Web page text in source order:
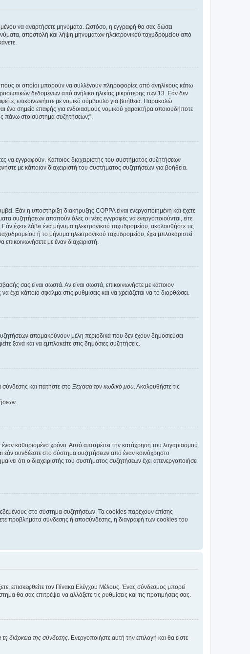
να αναρτήσετε μηνύματα. Ωστόσο, η εγγραφή θα σας δώσει
αποστολή και λήψη μηνυμάτων ηλεκτρονικού ταχυδρομείου από
οι οποίοι μπορούν να συλλέγουν πληροφορίες από ανηλίκους κάτω
δεδομένων από ανήλικο ηλικίας μικρότερης των 13. Εάν δεν
επικοινωνήστε με νομικό σύμβουλο για βοήθεια. Παρακαλώ
ένα σημείο επαφής για ενδοιασμούς νομικού χαρακτήρα οποιουδήποτε
πάνω στο σύστημα συζητήσεων;”.
να εγγραφούν. Κάποιος διαχειριστής του συστήματος συζητήσεων
με κάποιον διαχειριστή του συστήματος συζητήσεων για βοήθεια.
Εάν η υποστήριξη διακήρυξης COPPA είναι ενεργοποιημένη και έχετε
συζητήσεων απαιτούν όλες οι νέες εγγραφές να ενεργοποιούνται, είτε
έχετε λάβει ένα μήνυμα ηλεκτρονικού ταχυδρομείου, ακολουθήστε τις
ή το μήνυμα ηλεκτρονικού ταχυδρομείου, έχει μπλοκαριστεί
με έναν διαχειριστή.
σας είναι σωστά. Αν είναι σωστά, επικοινωνήστε με κάποιον
έχει κάποιο σφάλμα στις ρυθμίσεις και να χρειάζεται να το διορθώσει.
απομακρύνουν μέλη περιοδικά που δεν έχουν δημοσιεύσει
ξανά και να εμπλακείτε στις δημόσιες συζητήσεις.
σύνδεσης και πατήστε στο Ξέχασα τον κωδικό μου . Ακολουθήστε τις
καθορισμένο χρόνο. Αυτό αποτρέπει την κατάχρηση του λογαριασμού
εάν συνδέεστε στο σύστημα συζητήσεων από έναν κοινόχρηστο
ότι ο διαχειριστής του συστήματος συζητήσεων έχει απενεργοποιήσει
στο σύστημα συζητήσεων. Τα cookies παρέχουν επίσης
προβλήματα σύνδεσης ή αποσύνδεσης, η διαγραφή των cookies του
επισκεφθείτε τον Πίνακα Ελέγχου Μέλους. Ένας σύνδεσμος μπορεί
σας επιτρέψει να αλλάξετε τις ρυθμίσεις και τις προτιμήσεις σας.
διάρκεια της σύνδεσης . Ενεργοποιήστε αυτή την επιλογή και θα είστε